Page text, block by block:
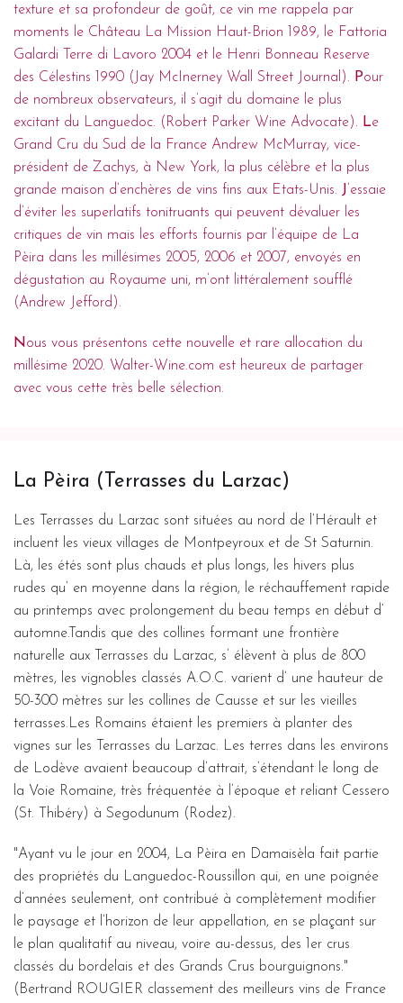
texture et sa profondeur de goût, ce vin me rappela par
moments le Château La Mission Haut-Brion 1989, le Fattoria
Galardi Terre di Lavoro 2004 et le Henri Bonneau Reserve
des Célestins 1990 (Jay McInerney Wall Street Journal). Pour
de nombreux observateurs, il s’agit du domaine le plus
excitant du Languedoc. (Robert Parker Wine Advocate). Le
Grand Cru du Sud de la France Andrew McMurray, vice-
président de Zachys, à New York, la plus célèbre et la plus
grande maison d’enchères de vins fins aux Etats-Unis. J’essaie
d’éviter les superlatifs tonitruants qui peuvent dévaluer les
critiques de vin mais les efforts fournis par l’équipe de La
Pèira dans les millésimes 2005, 2006 et 2007, envoyés en
dégustation au Royaume uni, m’ont littéralement soufflé
(Andrew Jefford).
Nous vous présentons cette nouvelle et rare allocation du
millésime 2020. Walter-Wine.com est heureux de partager
avec vous cette très belle sélection.
La Pèira (Terrasses du Larzac)
Les Terrasses du Larzac sont situées au nord de l’Hérault et
incluent les vieux villages de Montpeyroux et de St Saturnin.
Là, les étés sont plus chauds et plus longs, les hivers plus
rudes qu’ en moyenne dans la région, le réchauffement rapide
au printemps avec prolongement du beau temps en début d’
automne.Tandis que des collines formant une frontière
naturelle aux Terrasses du Larzac, s’ élèvent à plus de 800
mètres, les vignobles classés A.O.C. varient d’ une hauteur de
50-300 mètres sur les collines de Causse et sur les vieilles
terrasses.Les Romains étaient les premiers à planter des
vignes sur les Terrasses du Larzac. Les terres dans les environs
de Lodève avaient beaucoup d’attrait, s’étendant le long de
la Voie Romaine, très fréquentée à l’époque et reliant Cessero
(St. Thibéry) à Segodunum (Rodez).
"Ayant vu le jour en 2004, La Pèira en Damaisèla fait partie
des propriétés du Languedoc-Roussillon qui, en une poignée
d’années seulement, ont contribué à complètement modifier
le paysage et l’horizon de leur appellation, en se plaçant sur
le plan qualitatif au niveau, voire au-dessus, des 1er crus
classés du bordelais et des Grands Crus bourguignons."
(Bertrand ROUGIER classement des meilleurs vins de France